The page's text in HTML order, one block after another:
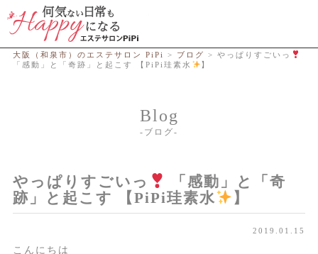
大阪（和泉市）のエステサロン PiPi > ブログ > やっぱりすごいっ
「感動」と「奇跡」と起こす 【PiPi珪素水
】
Blog
ブログ
やっぱりすごいっ
「感動」と「奇
跡」と起こす 【PiPi珪素水
】
2019.01.15
こんにちは